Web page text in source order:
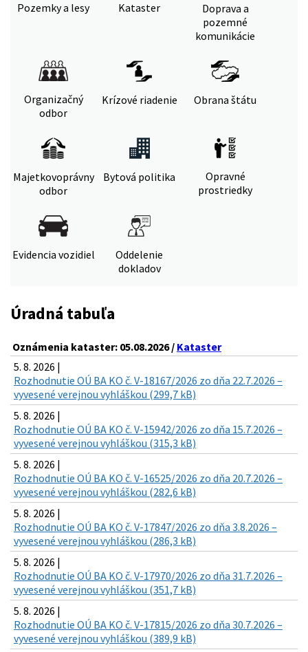
Pozemky a lesy Kataster
Doprava a
pozemné
komunikácie
Organizačný
odbor
Krízové riadenie Obrana štátu
Majetkovoprávny
odbor
Bytová politika
Opravné
prostriedky
Evidencia vozidiel
Oddelenie
dokladov
Úradná tabuľa
Oznámenia kataster: 05.08.2026 / Kataster
5. 8. 2026 |
Rozhodnutie OÚ BA KO č. V-18167/2026 zo dňa 22.7.2026 –
vyvesené verejnou vyhláškou (299,7 kB)
5. 8. 2026 |
Rozhodnutie OÚ BA KO č. V-15942/2026 zo dňa 15.7.2026 –
vyvesené verejnou vyhláškou (315,3 kB)
5. 8. 2026 |
Rozhodnutie OÚ BA KO č. V-16525/2026 zo dňa 20.7.2026 –
vyvesené verejnou vyhláškou (282,6 kB)
5. 8. 2026 |
Rozhodnutie OÚ BA KO č. V-17847/2026 zo dňa 3.8.2026 –
vyvesené verejnou vyhláškou (286,3 kB)
5. 8. 2026 |
Rozhodnutie OÚ BA KO č. V-17970/2026 zo dňa 31.7.2026 –
vyvesené verejnou vyhláškou (351,7 kB)
5. 8. 2026 |
Rozhodnutie OÚ BA KO č. V-17815/2026 zo dňa 30.7.2026 –
vyvesené verejnou vyhláškou (389,9 kB)